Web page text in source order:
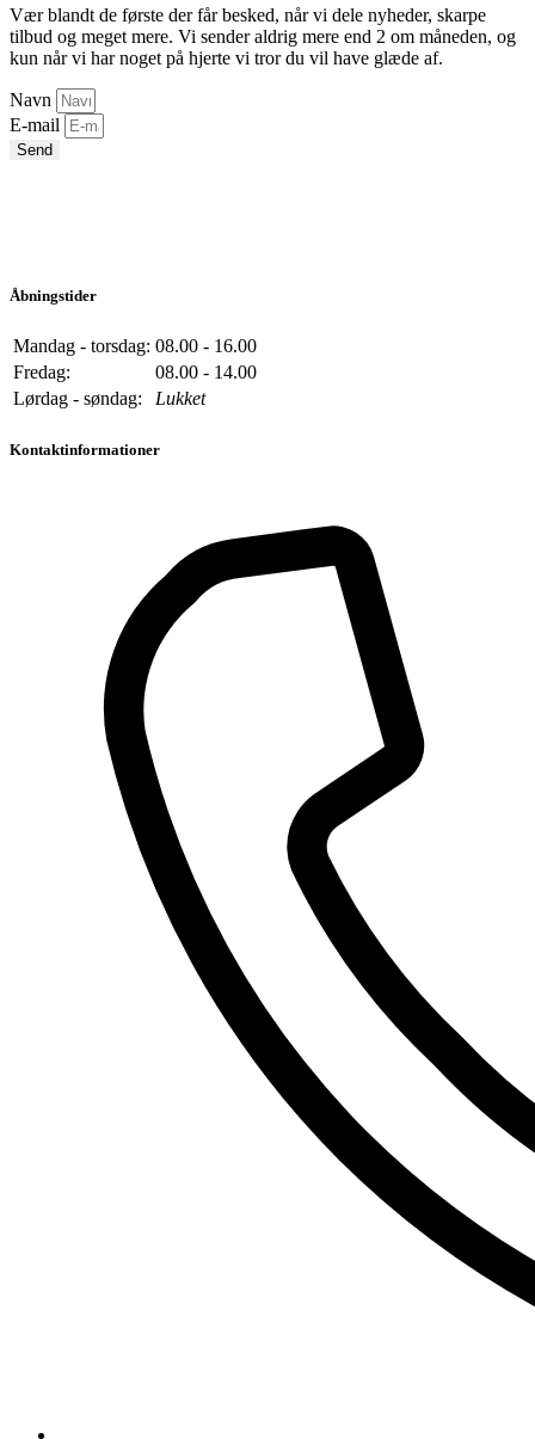
Vær blandt de første der får besked, når vi dele nyheder, skarpe
tilbud og meget mere. Vi sender aldrig mere end 2 om måneden, og
kun når vi har noget på hjerte vi tror du vil have glæde af.
Navn
E-mail
Send
Åbningstider
Mandag - torsdag: 08.00 - 16.00
Fredag:
08.00 - 14.00
Lørdag - søndag:
Lukket
Kontaktinformationer